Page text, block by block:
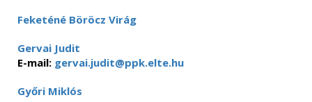
Feketéné Böröcz Virág
Gervai Judit
E-mail: gervai.judit@ppk.elte.hu
Győri Miklós